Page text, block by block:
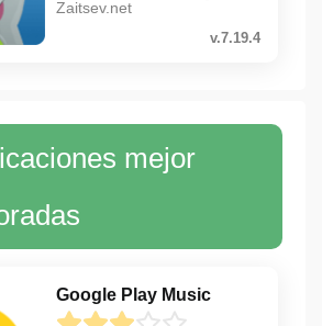
Zaitsev.net
v.7.19.4
mejor
Google Play Music